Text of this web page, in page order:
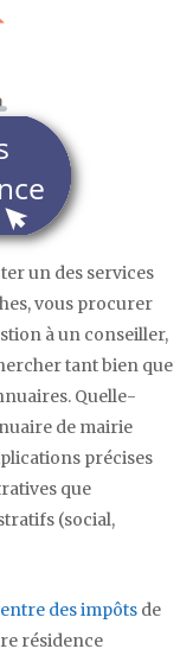
un des services
vous procurer
à un conseiller,
tant bien que
Quelle-
de mairie
précises
que
(social,
des impôts de
résidence